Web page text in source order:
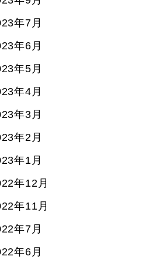
年7月
年6月
年5月
年4月
年3月
年2月
年1月
年12月
年11月
年7月
年6月